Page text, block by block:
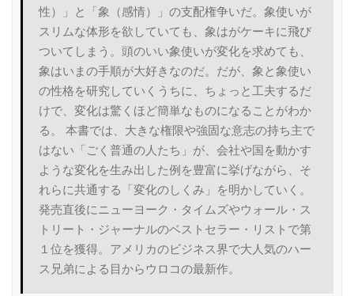
性）」と「象（感情）」の支配権争いだ。象使いが
スリムな体形を欲していても、象はがケーキに飛び
ついてしまう。頭のいい象使いが変化を求めても、
象はいまの手順が大好きなのだ。だが、象と象使い
の性格を研究していくうちに、ちょっと工夫するだ
けで、変化は驚くほど簡単なものになることがわか
る。 本書では、大きな権限や強固な意志の持ち主で
はない「ごく普通の人たち」が、会社や国を動かす
ような変化を生み出した例を豊富に挙げながら、そ
れらに共通する「変化のしくみ」を明かしていく。
発売直後にニューヨーク・タイムズやウォール・ス
トリート・ジャーナルのベストセラー・リストで第
１位を獲得。アメリカのビジネス界で大人気のハー
ス兄弟による目からウロコの最新作。